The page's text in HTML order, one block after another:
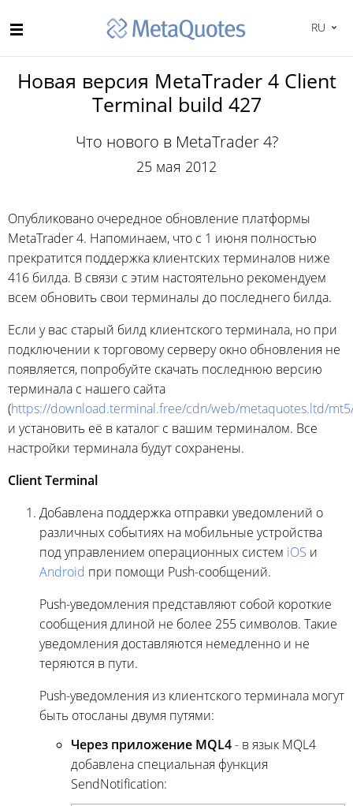
RU
Новая версия MetaTrader 4 Client
Terminal build 427
Что нового в MetaTrader 4?
25 мая 2012
Опубликовано очередное обновление платформы
MetaTrader 4. Напоминаем, что с 1 июня полностью
прекратится поддержка клиентских терминалов ниже
416 билда. В связи с этим настоятельно рекомендуем
всем обновить свои терминалы до последнего билда.
Если у вас старый билд клиентского терминала, но при
подключении к торговому серверу окно обновления не
появляется, попробуйте скачать последнюю версию
терминала с нашего сайта
(https://download.terminal.free/cdn/web/metaquotes.ltd/
и установить её в каталог с вашим терминалом. Все
настройки терминала будут сохранены.
Client Terminal
Добавлена поддержка отправки уведомлений о
различных событиях на мобильные устройства
под управлением операционных систем iOS и
Android при помощи Push-сообщений.
Push-уведомления представляют собой короткие
сообщения длиной не более 255 символов. Такие
уведомления доставляются немедленно и не
теряются в пути.
Push-уведомления из клиентского терминала могут
быть отосланы двумя путями:
Через приложение MQL4- в язык MQL4
добавлена специальная функция
SendNotification: